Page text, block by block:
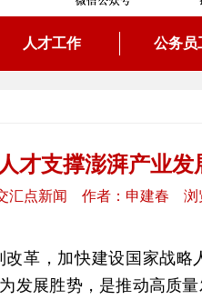
人才工作 公务员
才支撑澎湃产业发
汇点新闻 作者：申建春 浏
革，加快建设国家战
发展胜势，是推动高质